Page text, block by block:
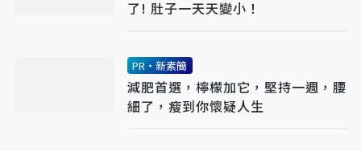
了! 肚子一天天變小！
PR・新素簡
減肥首選，檸檬加它，堅持一週，腰
細了，瘦到你懷疑人生